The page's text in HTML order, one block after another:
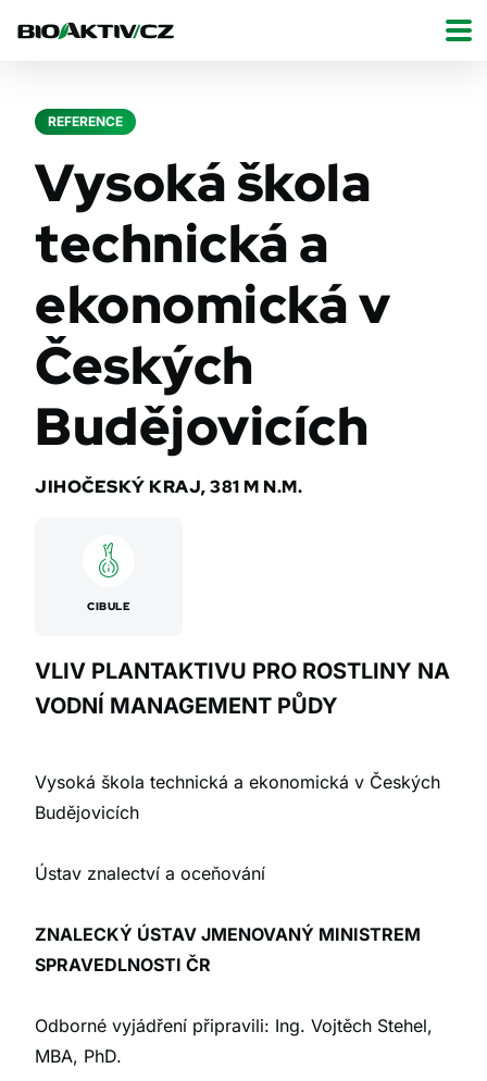
REFERENCE
Vysoká škola
technická a
ekonomická v
Českých
Budějovicích
JIHOČESKÝ KRAJ, 381 M N.M.
CIBULE
VLIV PLANTAKTIVU PRO ROSTLINY NA
VODNÍ MANAGEMENT PŮDY
Vysoká škola technická a ekonomická v Českých
Budějovicích
Ústav znalectví a oceňování
ZNALECKÝ ÚSTAV JMENOVANÝ MINISTREM
SPRAVEDLNOSTI ČR
Odborné vyjádření připravili: Ing. Vojtěch Stehel,
MBA, PhD.